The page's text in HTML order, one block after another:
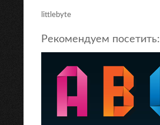
littlebyte
Рекомендуем посетить: